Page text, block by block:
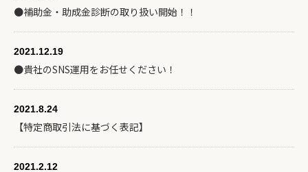
●補助⾦・助成⾦診断の取り扱い開始！！
2021.12.19
●貴社のSNS運用をお任せください！
2021.8.24
【特定商取引法に基づく表記】
2021.2.12